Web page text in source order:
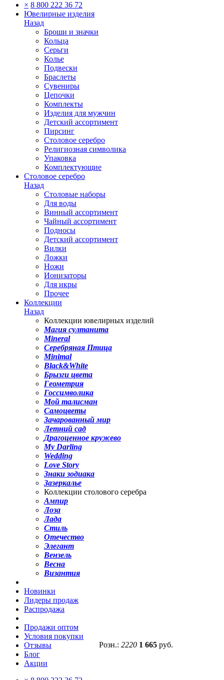
Розн.: 2220 1 665 руб.
× 8 800 222 36 72
Ювелирные изделия
Назад
Броши и значки
Кольца
Серьги
Колье
Подвески
Браслеты
Сувениры
Цепочки
Комплекты
Изделия для мужчин
Детский ассортимент
Пирсинг
Столовое серебро
Религиозная символика
Упаковка
Комплектующие
Столовое серебро
Назад
Столовые наборы
Для воды
Винный ассортимент
Чайный ассортимент
Подносы
Детский ассортимент
Вилки
Ложки
Ножи
Ионизаторы
Для икры
Прочее
Коллекции
Назад
Коллекции ювелирных изделий
Магия султанита
Mineral
Серебряная Птица
Minimal
Black&White
Брызги цвета
Геометрия
Госсимволика
Мой талисман
Самоцветы
Зачарованный мир
Летний сад
Драгоценное кружево
My Darling
Wedding
Love Story
Знаки зодиака
Зазеркалье
Коллекции столового серебра
Ампир
Лоза
Лада
Стиль
Отечество
Элегант
Вензель
Весна
Византия
Новинки
Лидеры продаж
Распродажа
Продажи оптом
Условия покупки
Отзывы
Блог
Акции